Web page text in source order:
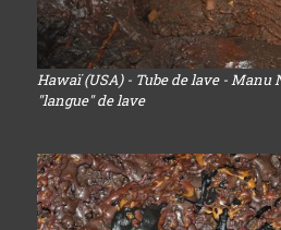
Hawaï (USA) - Tube de lave - Manu
"langue" de lave